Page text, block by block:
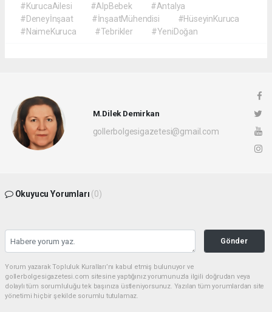
#KurucaAilesi
#AlpBebek
#Antalya
#Deneyİnşaat
#İnşaatMühendisi
#HüseyinKuruca
#NaimeKuruca
#Tebrikler #YeniDoğan
M.Dilek Demirkan
gollerbolgesigazetesi@gmail.com
Okuyucu Yorumları (0)
Gönder
Yorum yazarak Topluluk Kuralları’nı kabul etmiş bulunuyor ve
gollerbolgesigazetesi.com sitesine yaptığınız yorumunuzla ilgili doğrudan veya
dolaylı tüm sorumluluğu tek başınıza üstleniyorsunuz. Yazılan tüm yorumlardan site
yönetimi hiçbir şekilde sorumlu tutulamaz.